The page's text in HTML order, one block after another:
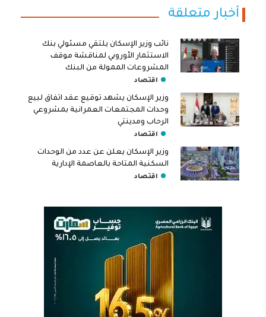
أخبار متعلقة
نائب وزير الإسكان يلتقي مسئولي بنك
الاستثمار الأوروبي لمناقشة موقف
المشروعات الممولة من البنك
اقتصاد
وزير الإسكان يشهد توقيع عقد اتفاق لبيع
وحدات المجتمعات العمرانية بمشروعي
الرحاب ومدينتي
اقتصاد
وزير الإسكان يعلن عن عدد من الوحدات
السكنية المتاحة بالعاصمة الإدارية
اقتصاد